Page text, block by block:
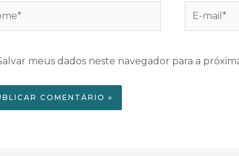
meus dados neste navegador para a